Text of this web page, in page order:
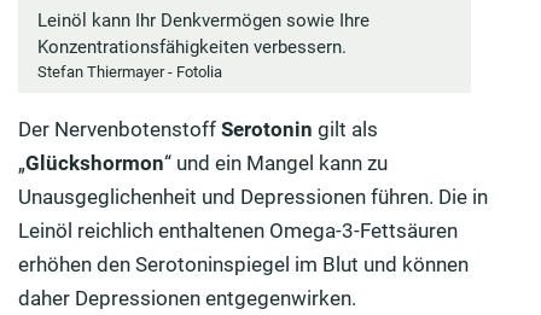
Leinöl kann Ihr Denkvermögen sowie Ihre
Konzentrationsfähigkeiten verbessern.
Stefan Thiermayer - Fotolia
Der Nervenbotenstoff Serotonin gilt als
„Glückshormon“ und ein Mangel kann zu
Unausgeglichenheit und Depressionen führen. Die in
Leinöl reichlich enthaltenen Omega-3-Fettsäuren
erhöhen den Serotoninspiegel im Blut und können
daher Depressionen entgegenwirken.